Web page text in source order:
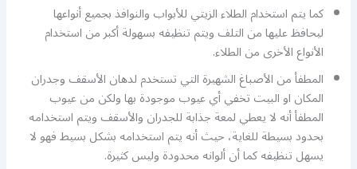
كما يتم استخدام الطلاء الزيتي للأبواب والنوافذ بجميع أنواعها
ليحافظ عليها من التلف ويتم تنظيفه بسهولة أكبر من استخدام
الأنواع الأخرى من الطلاء.
المطفأ من الأصباغ الشهيرة التي تستخدم لدهان الأسقف وجدران
المكان او البيت تخفي أي عيوب موجودة بها ولكن من عيوب
المطفأ أنه لا يعطي لمعة جذابة للجدران والأسقف ويتم استخدامه
بحدود بسيطة للغاية، حيث أنه يتم استخدامه بشكل بسيط فهو لا
يسهل تنظيفه كما أن ألوانه محدودة وليس كثيرة.